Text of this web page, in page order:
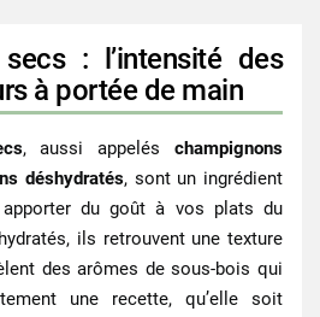
: l’intensité des
à portée de main
, aussi appeléschampignons
déshydratés, sont un ingrédient
du goût à vos plats du
ils retrouvent une texture
des arômes de sous-bois qui
une recette, qu’elle soit